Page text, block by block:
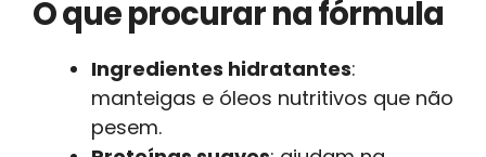
O que procurar na fórmula
Ingredientes hidratantes:
manteigas e óleos nutritivos que não
pesem.